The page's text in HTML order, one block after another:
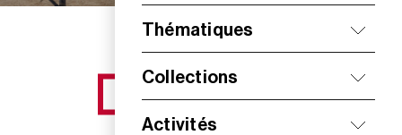
Thématiques
Collections
Activités
NOS NOUVEAUTÉS